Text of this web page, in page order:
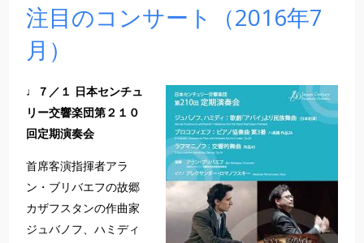
注目のコンサート（2016年7
月）
♩７／１ 日本センチュ
リー交響楽団第２１０
回定期演奏会
首席客演指揮者アラ
ン・ブリバエフの故郷
カザフスタンの作曲家
ジュバノフ、ハミディ